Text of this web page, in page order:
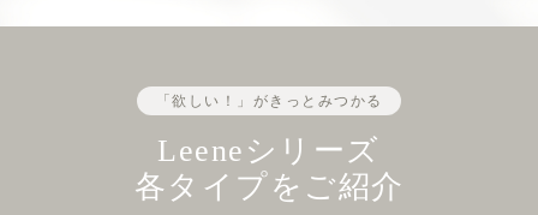
「欲しい！」がきっとみつかる
Leeneシリーズ
各タイプをご紹介